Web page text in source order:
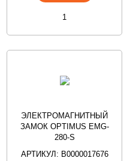
ЭЛЕКТРОМАГНИТНЫЙ
ЗАМОК OPTIMUS EMG-
280-S
АРТИКУЛ: В0000017676